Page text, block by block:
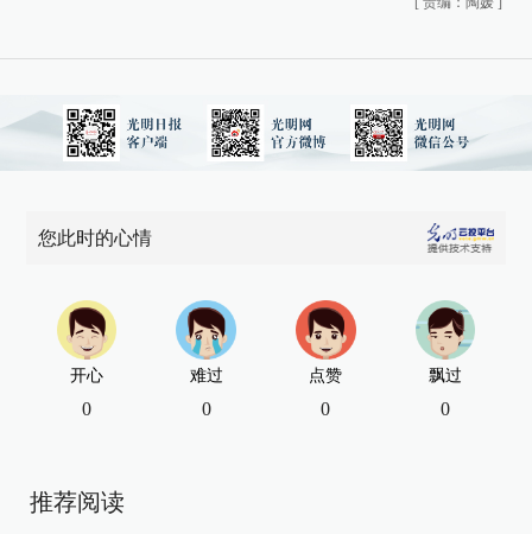
您此时的心情
开心
0
难过
0
点赞
0
飘过
0
推荐阅读